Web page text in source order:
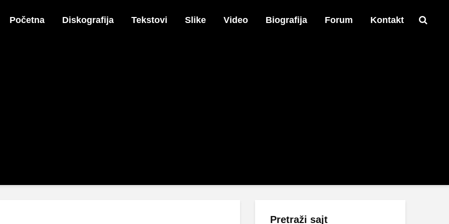
Početna Diskografija Tekstovi Slike Video Biografija Forum Kontakt
Pretraži sajt